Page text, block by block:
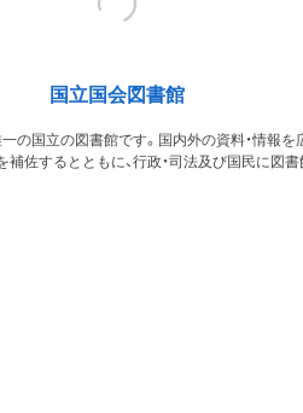
国立国会図書館
の国立の図書館です。国内外の資料・情報を
補佐するとともに、行政・司法及び国民に図